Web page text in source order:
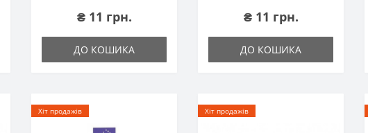
₴ 11 грн.
ДО КОШИКА
₴ 11 грн.
ДО КОШИКА
Хіт продажів Хіт продажів